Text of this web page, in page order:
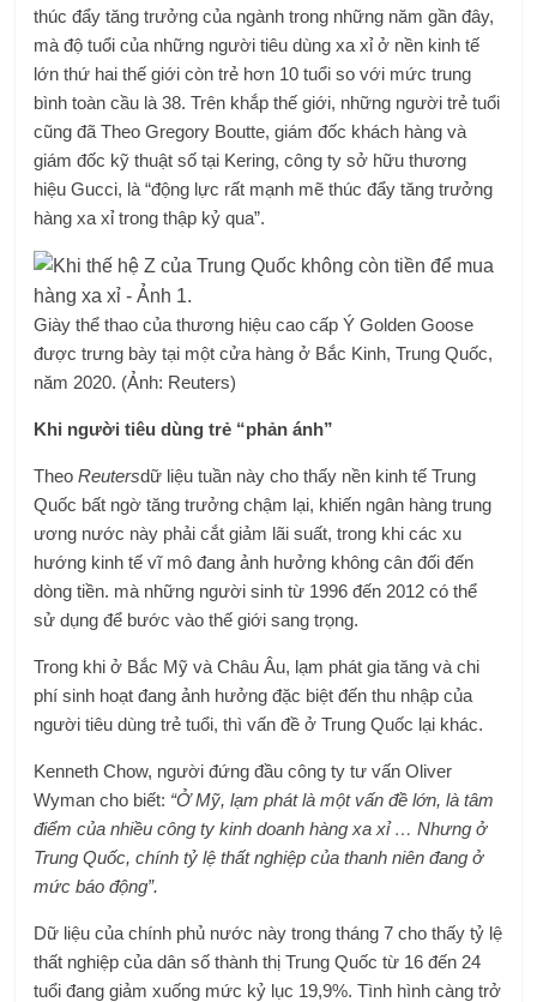
thúc đẩy tăng trưởng của ngành trong những năm gần đây,
mà độ tuổi của những người tiêu dùng xa xỉ ở nền kinh tế
lớn thứ hai thế giới còn trẻ hơn 10 tuổi so với mức trung
bình toàn cầu là 38. Trên khắp thế giới, những người trẻ tuổi
cũng đã Theo Gregory Boutte, giám đốc khách hàng và
giám đốc kỹ thuật số tại Kering, công ty sở hữu thương
hiệu Gucci, là “động lực rất mạnh mẽ thúc đẩy tăng trưởng
hàng xa xỉ trong thập kỷ qua”.
Giày thể thao của thương hiệu cao cấp Ý Golden Goose
được trưng bày tại một cửa hàng ở Bắc Kinh, Trung Quốc,
năm 2020. (Ảnh: Reuters)
Khi người tiêu dùng trẻ “phản ánh”
TheoReutersdữ liệu tuần này cho thấy nền kinh tế Trung
Quốc bất ngờ tăng trưởng chậm lại, khiến ngân hàng trung
ương nước này phải cắt giảm lãi suất, trong khi các xu
hướng kinh tế vĩ mô đang ảnh hưởng không cân đối đến
dòng tiền. mà những người sinh từ 1996 đến 2012 có thể
sử dụng để bước vào thế giới sang trọng.
Trong khi ở Bắc Mỹ và Châu Âu, lạm phát gia tăng và chi
phí sinh hoạt đang ảnh hưởng đặc biệt đến thu nhập của
người tiêu dùng trẻ tuổi, thì vấn đề ở Trung Quốc lại khác.
Kenneth Chow, người đứng đầu công ty tư vấn Oliver
Wyman cho biết: “Ở Mỹ, lạm phát là một vấn đề lớn, là tâm
điểm của nhiều công ty kinh doanh hàng xa xỉ … Nhưng ở
Trung Quốc, chính tỷ lệ thất nghiệp của thanh niên đang ở
mức báo động”.
Dữ liệu của chính phủ nước này trong tháng 7 cho thấy tỷ lệ
thất nghiệp của dân số thành thị Trung Quốc từ 16 đến 24
tuổi đang giảm xuống mức kỷ lục 19,9%. Tình hình càng trở